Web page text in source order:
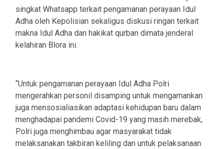
singkat Whatsapp terkait pengamanan perayaan Idul
Adha oleh Kepolisian sekaligus diskusi ringan terkait
makna Idul Adha dan hakikat qurban dimata jenderal
kelahiran Blora ini.
“Untuk pengamanan perayaan Idul Adha Polri
mengerahkan personil disamping untuk mengamankan
juga mensosialiasikan adaptasi kehidupan baru dalam
menghadapai pandemi Covid-19 yang masih merebak,
Polri juga menghimbau agar masyarakat tidak
melaksanakan takbiran keliling dan untuk pelaksanaan